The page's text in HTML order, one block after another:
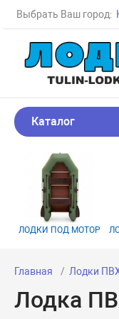
Выбрать Ваш город:
Каталог
ЛОДКИ ПОД МОТОР
Главная Лодки
Лодка